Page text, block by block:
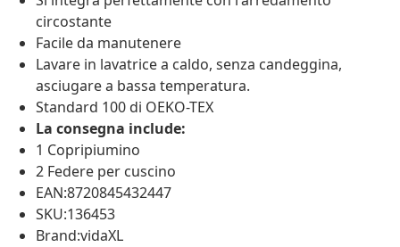
circostante
Facile da manutenere
Lavare in lavatrice a caldo, senza candeggina,
asciugare a bassa temperatura.
Standard 100 di OEKO-TEX
La consegna include:
1 Copripiumino
2 Federe per cuscino
EAN:8720845432447
SKU:136453
Brand:vidaXL